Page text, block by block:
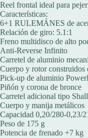
Reel frontal ideal para
Características:
6+1 RULEMÁNES de
Relación de giro: 5.1:1
Freno multidisco de alto
Anti-Reverse Infinito
Carretel de aluminio
Cuerpo y rotor construidos
Pick-up de aluminio
Piñón y corona de bronce
Carretel adicional tipo
Cuerpo y manija metálicos
Capacidad 0,20/280-0,23/
Peso de 175 g
Potencia de frenado +7 kg